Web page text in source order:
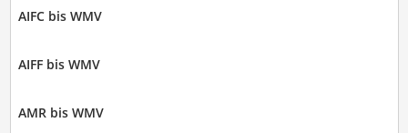
AIFC bis WMV
AIFF bis WMV
AMR bis WMV